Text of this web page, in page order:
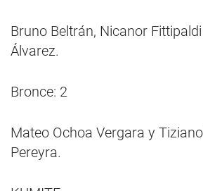
Bruno Beltrán, Nicanor
Álvarez.
Bronce: 2
Mateo Ochoa Vergara y
Pereyra.